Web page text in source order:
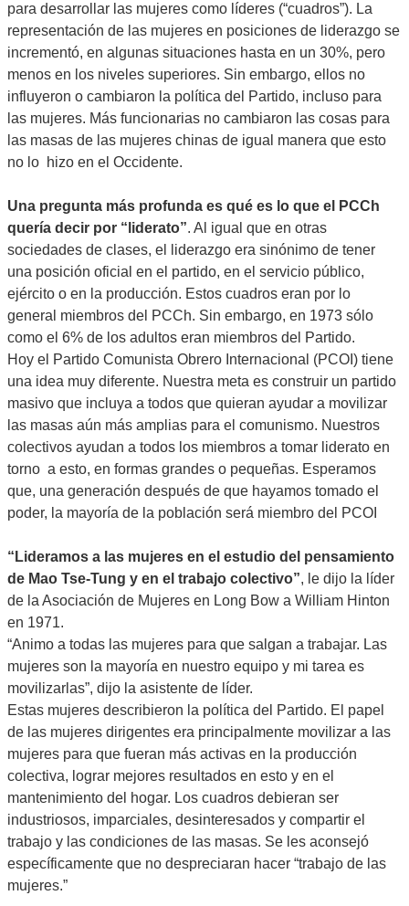
para desarrollar las mujeres como líderes (“cuadros”). La
representación de las mujeres en posiciones de liderazgo se
incrementó, en algunas situaciones hasta en un 30%, pero
menos en los niveles superiores. Sin embargo, ellos no
influyeron o cambiaron la política del Partido, incluso para
las mujeres. Más funcionarias no cambiaron las cosas para
las masas de las mujeres chinas de igual manera que esto
no lo hizo en el Occidente.
Una pregunta más profunda es qué es lo que el PCCh
quería decir por “liderato”. Al igual que en otras
sociedades de clases, el liderazgo era sinónimo de tener
una posición oficial en el partido, en el servicio público,
ejército o en la producción. Estos cuadros eran por lo
general miembros del PCCh. Sin embargo, en 1973 sólo
como el 6% de los adultos eran miembros del Partido.
Hoy el Partido Comunista Obrero Internacional (PCOI) tiene
una idea muy diferente. Nuestra meta es construir un partido
masivo que incluya a todos que quieran ayudar a movilizar
las masas aún más amplias para el comunismo. Nuestros
colectivos ayudan a todos los miembros a tomar liderato en
torno a esto, en formas grandes o pequeñas. Esperamos
que, una generación después de que hayamos tomado el
poder, la mayoría de la población será miembro del PCOI
“Lideramos a las mujeres en el estudio del pensamiento
de Mao Tse-Tung y en el trabajo colectivo”, le dijo la líder
de la Asociación de Mujeres en Long Bow a William Hinton
en 1971.
“Animo a todas las mujeres para que salgan a trabajar. Las
mujeres son la mayoría en nuestro equipo y mi tarea es
movilizarlas”, dijo la asistente de líder.
Estas mujeres describieron la política del Partido. El papel
de las mujeres dirigentes era principalmente movilizar a las
mujeres para que fueran más activas en la producción
colectiva, lograr mejores resultados en esto y en el
mantenimiento del hogar. Los cuadros debieran ser
industriosos, imparciales, desinteresados y compartir el
trabajo y las condiciones de las masas. Se les aconsejó
específicamente que no despreciaran hacer “trabajo de las
mujeres.”